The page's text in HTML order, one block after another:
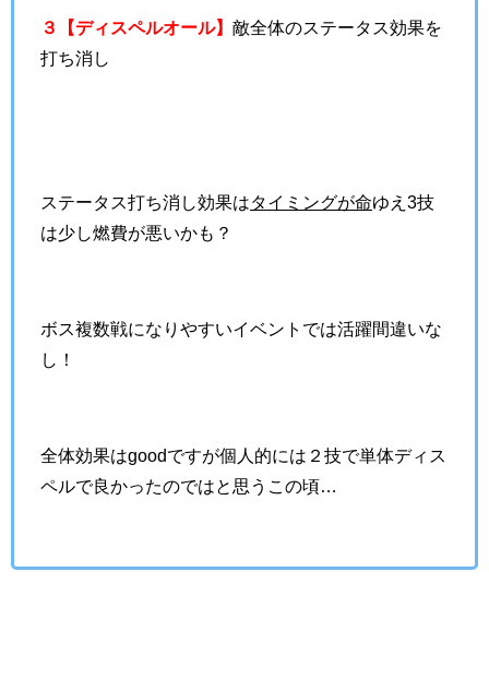
３【ディスペルオール】 敵全体のステータス効果を
打ち消し
ステータス打ち消し効果はタイミングが命ゆえ3技
は少し燃費が悪いかも？
ボス複数戦になりやすいイベントでは活躍間違いな
し！
全体効果はgoodですが個人的には２技で単体ディス
ペルで良かったのではと思うこの頃…